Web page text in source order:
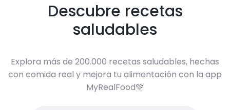
Descubre recetas
saludables
Explora más de 200.000 recetas saludables, hechas
con comida real y mejora tu alimentación con la app
MyRealFood💚